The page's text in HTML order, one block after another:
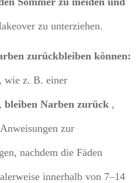
zu unterziehen.
zurückbleiben können:
wie z. B. einer
bleiben Narben zurück ,
zur
nachdem die Fäden
innerhalb von 7–14